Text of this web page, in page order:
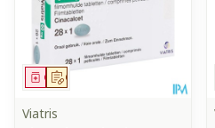
Op voorschrift
Geneesmiddel
Viatris